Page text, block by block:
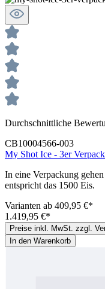
Durchschnittliche
CB10004566-003
My Shot Ice - 3er
In eine Verpackung
entspricht das 1500 Eis.
Varianten ab 409,95 €*
1.419,95 €*
Preise inkl. MwSt. zzgl.
In den Warenkorb